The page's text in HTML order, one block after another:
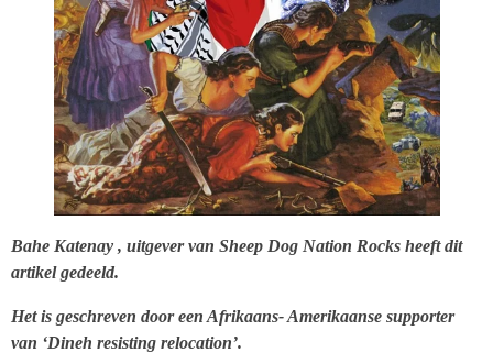
Bahe Katenay , uitgever van Sheep Dog Nation Rocks heeft dit
artikel gedeeld.
Het is geschreven door een Afrikaans- Amerikaanse supporter
van ‘Dineh resisting relocation’.